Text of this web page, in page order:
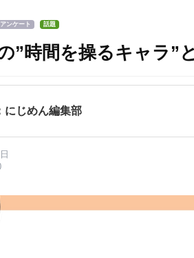
アンケート 話題
”時間を操るキャラ”
にじめん編集部